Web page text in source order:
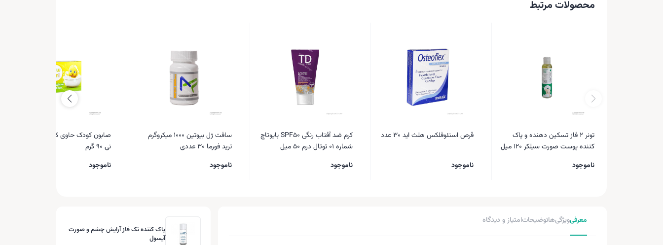
محصولات مرتبط
تونر 2 فاز تسکین دهنده و پاک
کننده پوست صورت سیلکر 120 میل
ناموجود
قرص استئوفلکس هلث اید 30 عدد
ناموجود
کرم ضد آفتاب رنگی SPF50 بایوتاچ
شماره 01 توتال درم 50 میل
ناموجود
سافت ژل بیوتین 1000 میکروگرم
ترید فورما 30 عددی
ناموجود
صابون کودک حاوی کالندولا نیو نی
نی 90 گرم
ناموجود
معرفیویژگی‌هاتوضیحاتامتیاز و دیدگاه
پاک کننده تک فاز آرایش چشم و صورت
آیسول